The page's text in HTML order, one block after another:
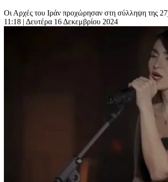
Οι Αρχές του Ιράν προχώρησαν στη σύλληψη της
11:18 | Δευτέρα 16 Δεκεμβρίου 2024